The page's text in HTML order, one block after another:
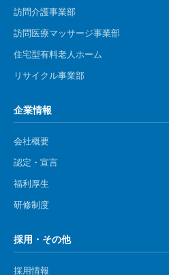
訪問介護事業部
​訪問医療マッサージ事業部
住宅型有料老人ホーム
リサイクル事業部
企業情報
会社概要
認定・宣言
福利厚生
研修制度
採用・その他
採用情報